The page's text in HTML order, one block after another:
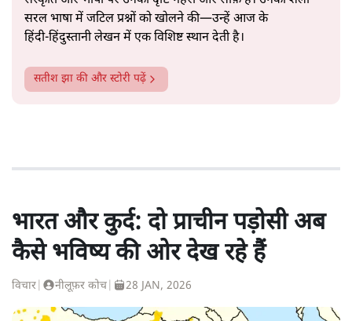
सरल भाषा में जटिल प्रश्नों को खोलने की—उन्हें आज के
हिंदी‑हिंदुस्तानी लेखन में एक विशिष्ट स्थान देती है।
सतीश झा की और स्टोरी पढ़ें
भारत और कुर्द: दो प्राचीन पड़ोसी अब
कैसे भविष्य की ओर देख रहे हैं
विचार नीलूफ़र कोच 28 JAN, 2026